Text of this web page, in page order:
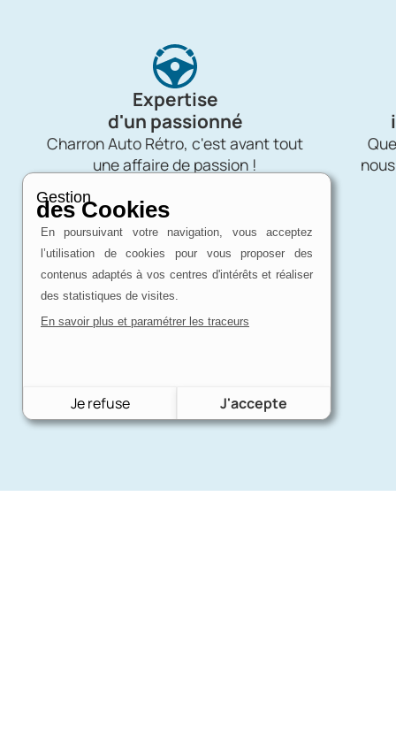
Expertise
d'un passionné
Charron Auto Rétro, c'est avant tout
une affaire de passion !
Gestion
des Cookies
En poursuivant votre navigation, vous acceptez
l’utilisation de cookies pour vous proposer des
contenus adaptés à vos centres d'intérêts et réaliser
des statistiques de visites.
En savoir plus et paramétrer les traceurs
Je refuse J'accepte